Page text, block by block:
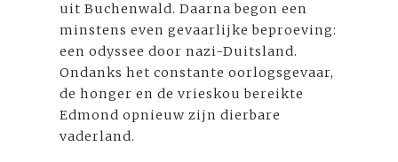
uit Buchenwald. Daarna begon een
minstens even gevaarlijke beproeving:
een odyssee door nazi-Duitsland.
Ondanks het constante oorlogsgevaar,
de honger en de vrieskou bereikte
Edmond opnieuw zijn dierbare
vaderland.